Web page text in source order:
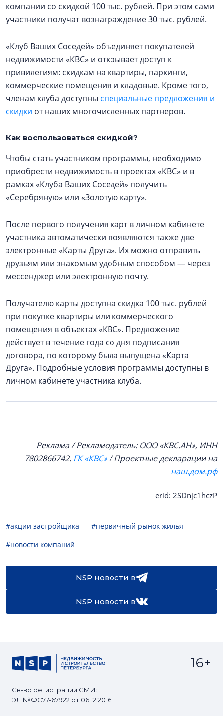
компании со скидкой 100 тыс. рублей. При этом сами
участники получат вознаграждение 30 тыс. рублей.
«Клуб Ваших Соседей» объединяет покупателей
недвижимости «КВС» и открывает доступ к
привилегиям: скидкам на квартиры, паркинги,
коммерческие помещения и кладовые. Кроме того,
членам клуба доступны специальные предложения и
скидки от наших многочисленных партнеров.
Как воспользоваться скидкой?
Чтобы стать участником программы, необходимо
приобрести недвижимость в проектах «КВС» и в
рамках «Клуба Ваших Соседей» получить
«Серебряную» или «Золотую карту».
После первого получения карт в личном кабинете
участника автоматически появляются также две
электронные «Карты Друга». Их можно отправить
друзьям или знакомым удобным способом — через
мессенджер или электронную почту.
Получателю карты доступна скидка 100 тыс. рублей
при покупке квартиры или коммерческого
помещения в объектах «КВС». Предложение
действует в течение года со дня подписания
договора, по которому была выпущена «Карта
Друга». Подробные условия программы доступны в
личном кабинете участника клуба.
Реклама / Рекламодатель: ООО «КВС.АН», ИНН
7802866742. ГК «КВС»/ Проектные декларации на
наш.дом.рф
erid: 2SDnjc1hczP
#акции застройщика
#первичный рынок жилья
#новости компаний
NSP новости в
NSP новости в
Св-во регистрации СМИ:
ЭЛ №ФС77-67922 от 06.12.2016
16+